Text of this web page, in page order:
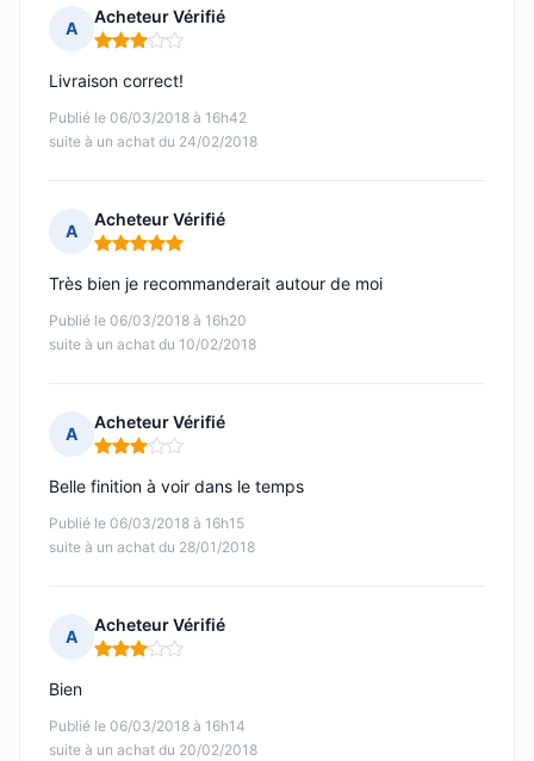
A
Acheteur Vérifié
Note : 3 sur 5
Publié le 06/03/2018 à 16h42
suite à un achat du 24/02/2018
Livraison correct!
A
Acheteur Vérifié
Note : 5 sur 5
Publié le 06/03/2018 à 16h20
suite à un achat du 10/02/2018
Très bien je recommanderait autour de moi
A
Acheteur Vérifié
Note : 3 sur 5
Publié le 06/03/2018 à 16h15
suite à un achat du 28/01/2018
Belle finition à voir dans le temps
A
Acheteur Vérifié
Note : 3 sur 5
Publié le 06/03/2018 à 16h14
suite à un achat du 20/02/2018
Bien